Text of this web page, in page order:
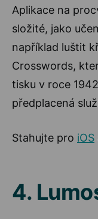
Aplikace na
složité, jako
například luštit
Crosswords,
tisku v roce
předplacená
Stahujte pro iOS
4.